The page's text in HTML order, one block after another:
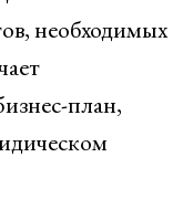
необходимых
план,